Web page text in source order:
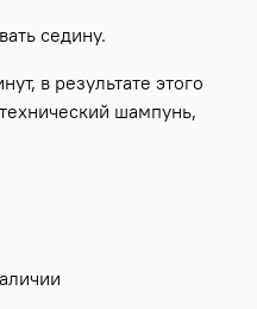
седину.
в результате этого
шампунь,